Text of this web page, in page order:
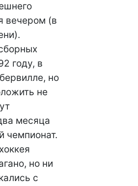
вечером (в
году, в
но
не
месяца
чемпионат.
но ни
с